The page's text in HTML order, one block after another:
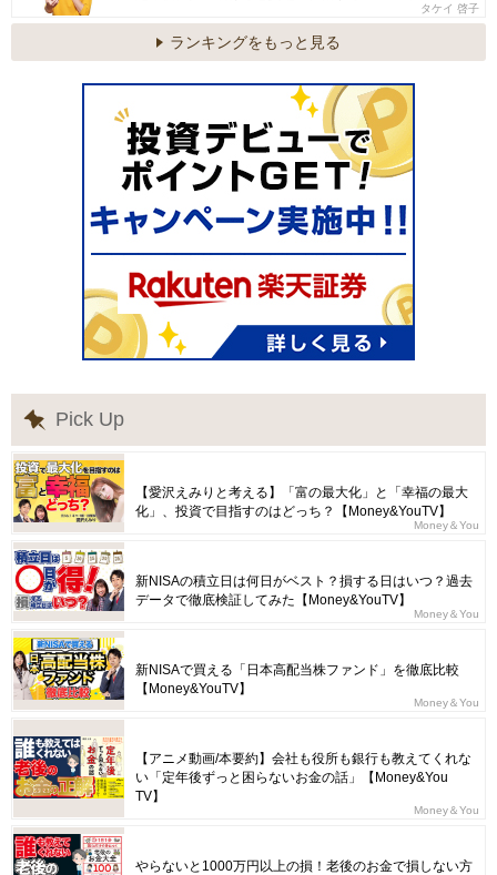
タケイ 啓子
ランキングをもっと見る
Pick Up
【愛沢えみりと考える】「富の最大化」と「幸福の最大
化」、投資で目指すのはどっち？【Money&YouTV】
Money＆You
新NISAの積立日は何日がベスト？損する日はいつ？過去
データで徹底検証してみた【Money&YouTV】
Money＆You
新NISAで買える「日本高配当株ファンド」を徹底比較
【Money&YouTV】
Money＆You
【アニメ動画/本要約】会社も役所も銀行も教えてくれな
い「定年後ずっと困らないお金の話」【Money&You
TV】
Money＆You
やらないと1000万円以上の損！老後のお金で損しない方